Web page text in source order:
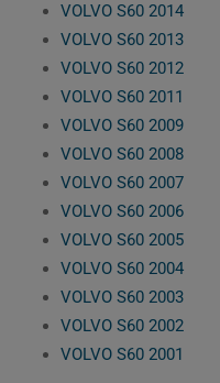
VOLVO S60 2014
VOLVO S60 2013
VOLVO S60 2012
VOLVO S60 2011
VOLVO S60 2009
VOLVO S60 2008
VOLVO S60 2007
VOLVO S60 2006
VOLVO S60 2005
VOLVO S60 2004
VOLVO S60 2003
VOLVO S60 2002
VOLVO S60 2001